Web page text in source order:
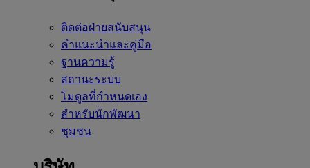
ติดต่อฝ่ายสนับสนุน
คำแนะนำและคู่มือ
ฐานความรู้
สถานะระบบ
โมดูลที่กำหนดเอง
สำหรับนักพัฒนา
ชุมชน